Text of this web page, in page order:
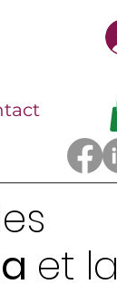
et la